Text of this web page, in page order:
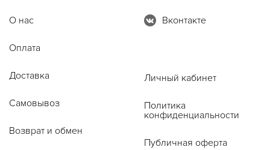
О нас
Оплата
Доставка
Самовывоз
Возврат и обмен
Вконтакте
Личный кабинет
Политика
конфиденциальности
Публичная оферта